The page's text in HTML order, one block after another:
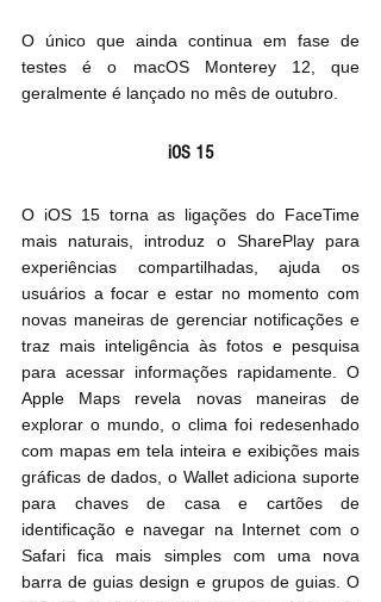
O único que ainda continua em fase de
testes é o macOS Monterey 12, que
geralmente é lançado no mês de outubro.
iOS 15
O iOS 15 torna as ligações do FaceTime
mais naturais, introduz o SharePlay para
experiências compartilhadas, ajuda os
usuários a focar e estar no momento com
novas maneiras de gerenciar notificações e
traz mais inteligência às fotos e pesquisa
para acessar informações rapidamente. O
Apple Maps revela novas maneiras de
explorar o mundo, o clima foi redesenhado
com mapas em tela inteira e exibições mais
gráficas de dados, o Wallet adiciona suporte
para chaves de casa e cartões de
identificação e navegar na Internet com o
Safari fica mais simples com uma nova
barra de guias design e grupos de guias. O